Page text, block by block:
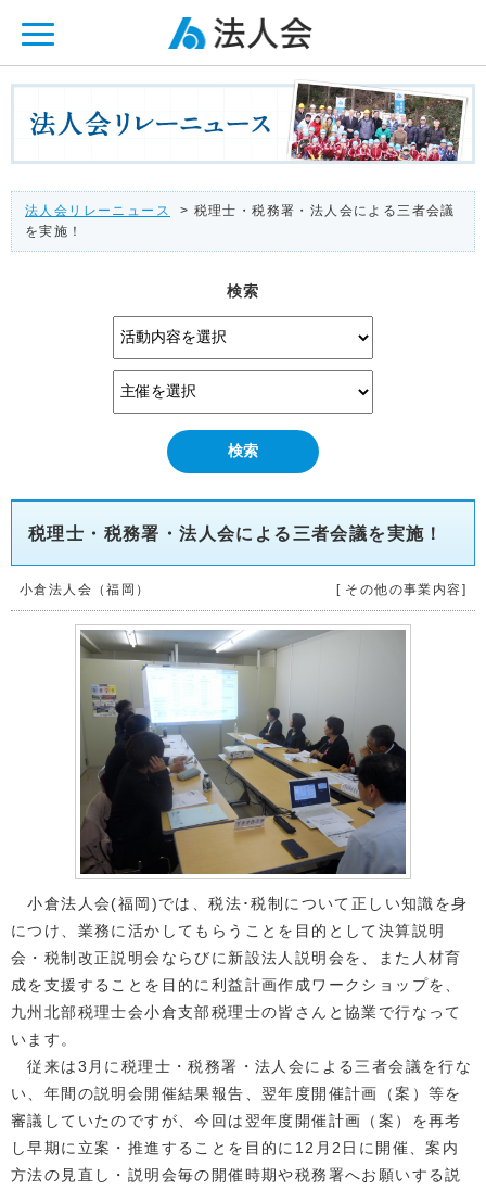
法人会リレーニュース
> 税理士・税務署・法人会による三者会議
を実施！
検索
税理士・税務署・法人会による三者会議を実施！
小倉法人会（福岡） [ その他の事業内容]
小倉法人会(福岡)では、税法･税制について正しい知識を身
につけ、業務に活かしてもらうことを目的として決算説明
会・税制改正説明会ならびに新設法人説明会を、また人材育
成を支援することを目的に利益計画作成ワークショップを、
九州北部税理士会小倉支部税理士の皆さんと協業で行なって
います。
従来は3月に税理士・税務署・法人会による三者会議を行な
い、年間の説明会開催結果報告、翌年度開催計画（案）等を
審議していたのですが、今回は翌年度開催計画（案）を再考
し早期に立案・推進することを目的に12月2日に開催、案内
方法の見直し・説明会毎の開催時期や税務署へお願いする説